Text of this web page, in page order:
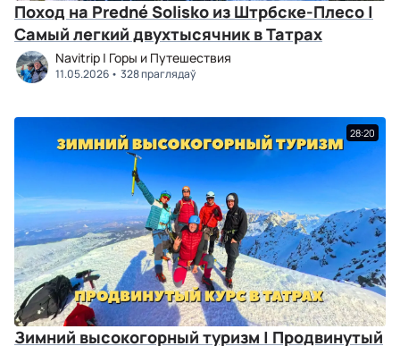
Поход на Predné Solisko из Штрбске-Плесо |
Самый легкий двухтысячник в Татрах
Navitrip | Горы и Путешествия
11.05.2026 328 праглядаў
28:20
Зимний высокогорный туризм | Продвинутый